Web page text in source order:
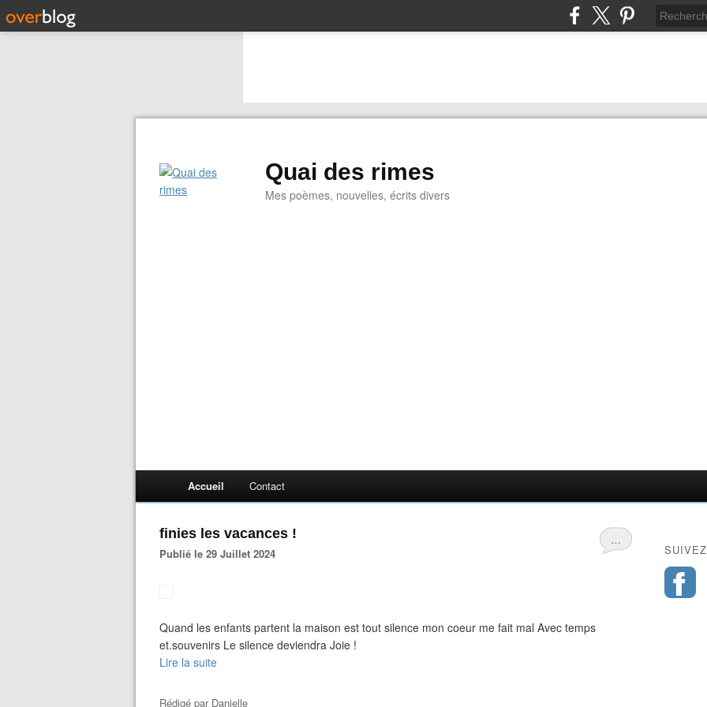
Quai des rimes
Mes poèmes, nouvelles, écrits divers
Accueil Contact
…
finies les vacances !
Publié le 29 Juillet 2024
Quand les enfants partent la maison est tout silence mon coeur me fait mal Avec temps
et.souvenirs Le silence deviendra Joie !
Lire la suite
Rédigé par Danielle